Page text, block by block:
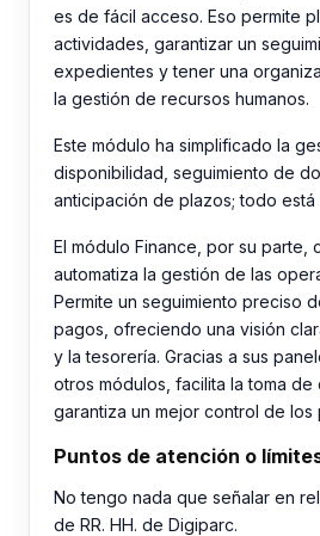
es de fácil acceso. Eso permite
actividades, garantizar un
expedientes y tener una
la gestión de recursos humanos.
Este módulo ha simplificado la
disponibilidad, seguimiento de
anticipación de plazos; todo está
El módulo Finance, por su parte,
automatiza la gestión de las
Permite un seguimiento preciso
pagos, ofreciendo una visión
y la tesorería. Gracias a sus
otros módulos, facilita la toma
garantiza un mejor control de los
Puntos de atención o
No tengo nada que señalar en
de RR. HH. de Digiparc.